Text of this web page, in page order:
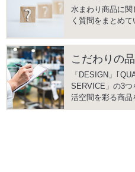
水まわり商品に
く質問をまとめて
こだわりの
「DESIGN」｢
SERVICE」の3つ
活空間を彩る商品